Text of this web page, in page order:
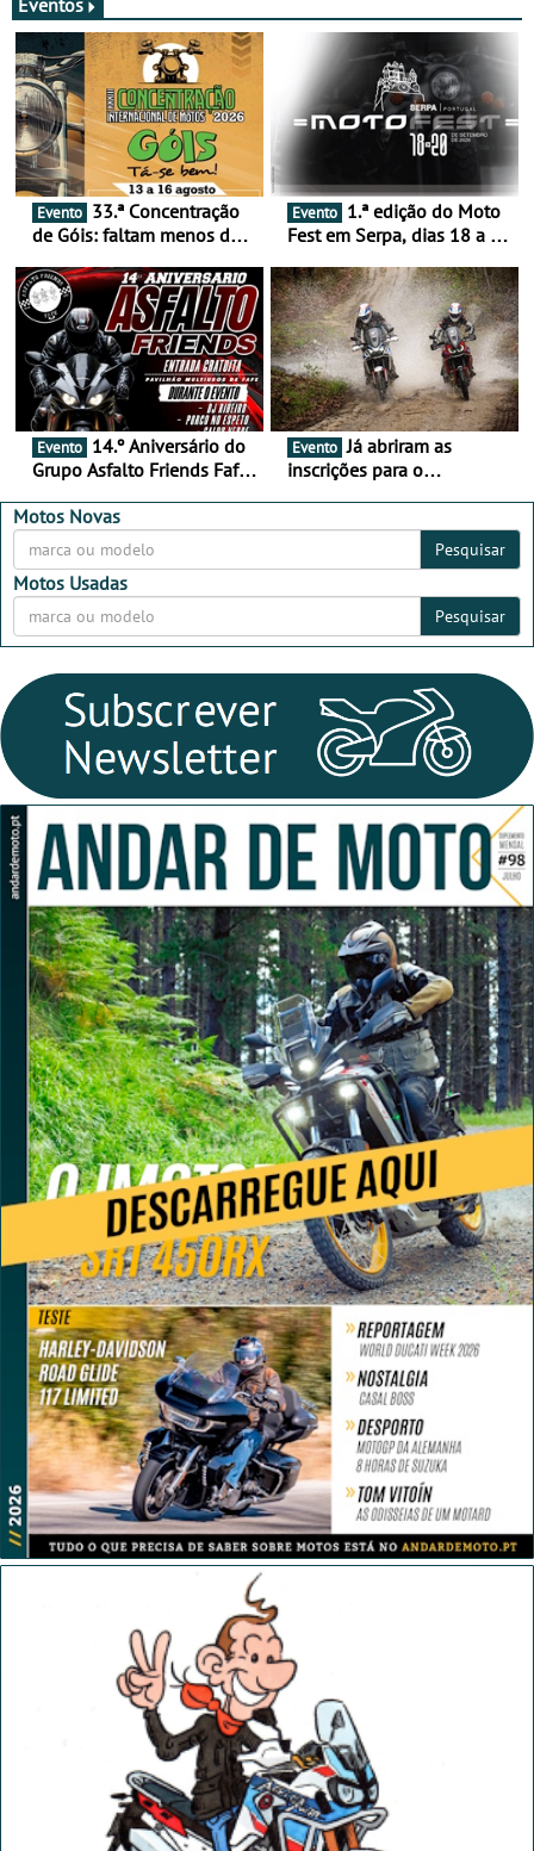
Evento
de Góis: faltam menos de
16 de agosto
Evento
Fest em Serpa, dias 18 a 20
duas rodas invade o Baixo
Alentejo
Evento
Grupo Asfalto Friends Fafe,
2026
Evento Já abriram as
inscrições para o
Motos Novas
Pesquisar
Motos Usadas
Pesquisar